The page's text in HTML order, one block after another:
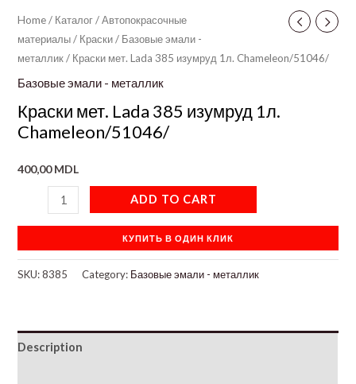
Home/ Каталог/Автопокрасочные
материалы/ Краски/ Базовые эмали -
металлик/ Краски мет. Lada 385 изумруд 1л. Chameleon/51046/
Базовые эмали - металлик
Краски мет. Lada 385 изумруд 1л.
Chameleon/51046/
400,00MDL
ADD TO CART
КУПИТЬ В ОДИН КЛИК
SKU:8385 Category: Базовые эмали - металлик
Description